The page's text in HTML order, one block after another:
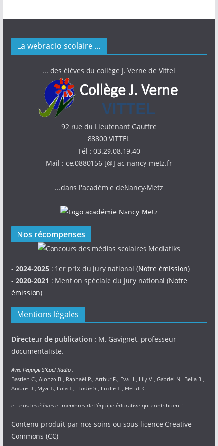
La webradio scolaire …
... des élèves du collège J. Verne de Vittel
92 rue du Lieutenant Gauffre
88800 VITTEL
Tél : 03.29.08.19.40
Mail : ce.0880156 [@] ac-nancy-metz.fr
...dans l'académie deNancy-Metz
Nos récompenses
- 2024-2025: 1er prix du jury national (Notre émission)
- 2020-2021 : Mention spéciale du jury national (Notre
émission)
Mentions légales
Directeur de publication : M. Gavignet, professeur
documentaliste.
Avec l’équipe S’Cool Radio:
Bastien C., Alonzo B., Raphaël P., Arthur F., Eva H., Lily V., Gabriel N., Bella B.,
Ambre D., Mya T., Lola T., Elodie S., Emilie T., Mehdi C.
et tous les élèves et membres de l’équipe éducative qui contribuent !
Contenu produit par nos soins ou sous licence Creative
Commons (CC)